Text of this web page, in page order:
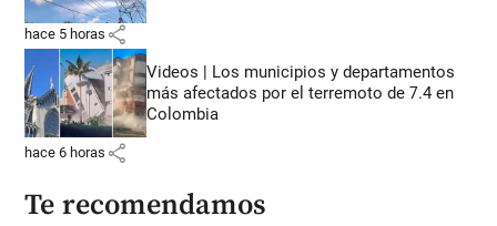
hace 5 horas share
Videos | Los municipios y departamentos
más afectados por el terremoto de 7.4 en
Colombia
hace 6 horas share
Te recomendamos